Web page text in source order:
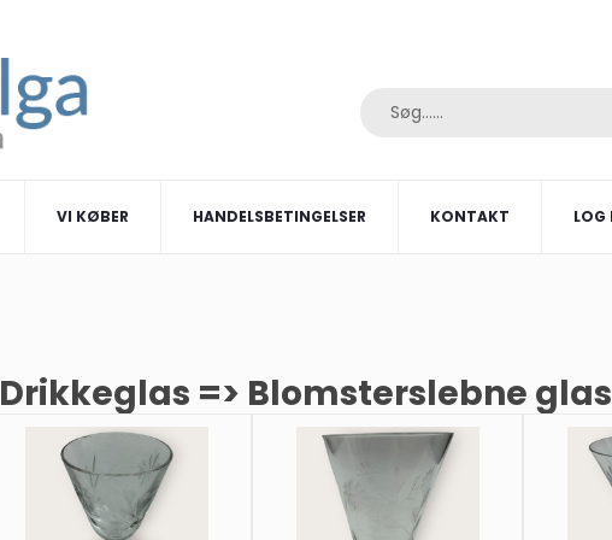
VI KØBER HANDELSBETINGELSER KONTAKT LOG
Drikkeglas => Blomsterslebne glas